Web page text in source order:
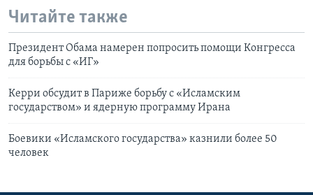
Читайте также
Президент Обама намерен попросить помощи Конгресса
для борьбы с «ИГ»
Керри обсудит в Париже борьбу с «Исламским
государством» и ядерную программу Ирана
Боевики «Исламского государства» казнили более 50
человек